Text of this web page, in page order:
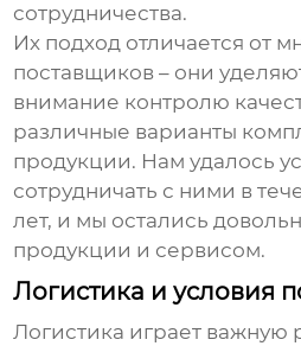
сотрудничества.
Их подход отличается от
поставщиков – они
внимание контролю
различные варианты
продукции. Нам удалось
сотрудничать с ними в
лет, и мы остались
продукции и сервисом.
Логистика и условия
Логистика играет важную